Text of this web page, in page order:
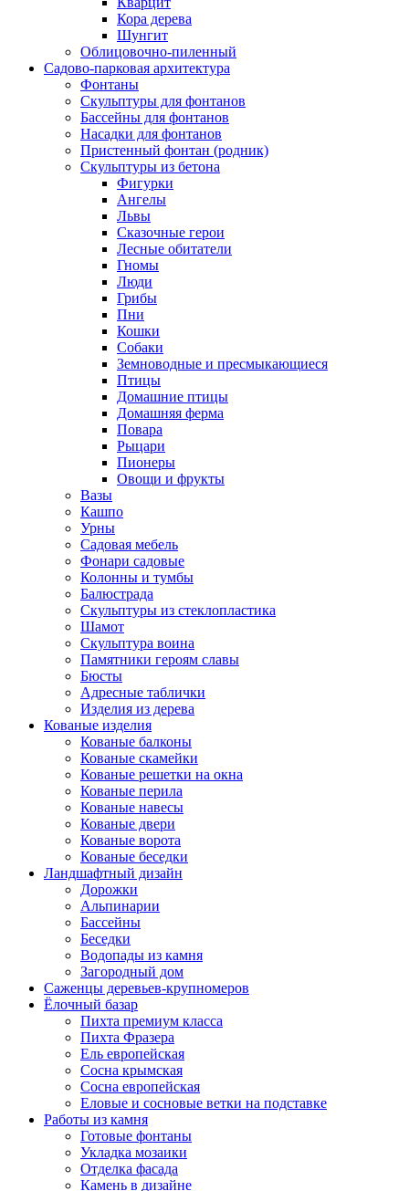
Кора дерева
Шунгит
Облицовочно-пиленный
Садово-парковая архитектура
Фонтаны
Скульптуры для фонтанов
Бассейны для фонтанов
Насадки для фонтанов
Пристенный фонтан (родник)
Скульптуры из бетона
Фигурки
Ангелы
Львы
Сказочные герои
Лесные обитатели
Гномы
Люди
Грибы
Пни
Кошки
Собаки
Земноводные и пресмыкающиеся
Птицы
Домашние птицы
Домашняя ферма
Повара
Рыцари
Пионеры
Овощи и фрукты
Вазы
Кашпо
Урны
Садовая мебель
Фонари садовые
Колонны и тумбы
Балюстрада
Скульптуры из стеклопластика
Шамот
Скульптура воина
Памятники героям славы
Бюсты
Адресные таблички
Изделия из дерева
Кованые изделия
Кованые балконы
Кованые скамейки
Кованые решетки на окна
Кованые перила
Кованые навесы
Кованые двери
Кованые ворота
Кованые беседки
Ландшафтный дизайн
Дорожки
Альпинарии
Бассейны
Беседки
Водопады из камня
Загородный дом
Саженцы деревьев-крупномеров
Ёлочный базар
Пихта премиум класса
Пихта Фразера
Ель европейская
Сосна крымская
Сосна европейская
Еловые и сосновые ветки на подставке
Работы из камня
Готовые фонтаны
Укладка мозаики
Отделка фасада
Камень в дизайне